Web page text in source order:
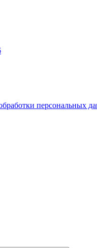
персональных